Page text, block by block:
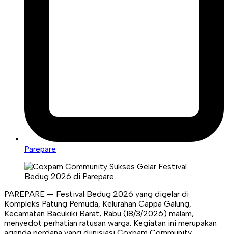
Parepare
PAREPARE — Festival Bedug 2026 yang digelar di
Kompleks Patung Pemuda, Kelurahan Cappa Galung,
Kecamatan Bacukiki Barat, Rabu (18/3/2026) malam,
menyedot perhatian ratusan warga. Kegiatan ini merupakan